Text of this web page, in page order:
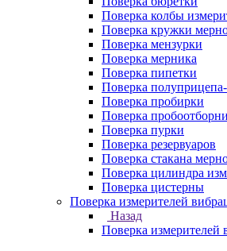
Поверка колбы
Поверка кружки
Поверка мензурки
Поверка мерника
Поверка пипетки
Поверка
Поверка пробирки
Поверка
Поверка пурки
Поверка резервуаров
Поверка стакана
Поверка цилиндра
Поверка цистерны
Поверка измерителей
Назад
Поверка измерителей